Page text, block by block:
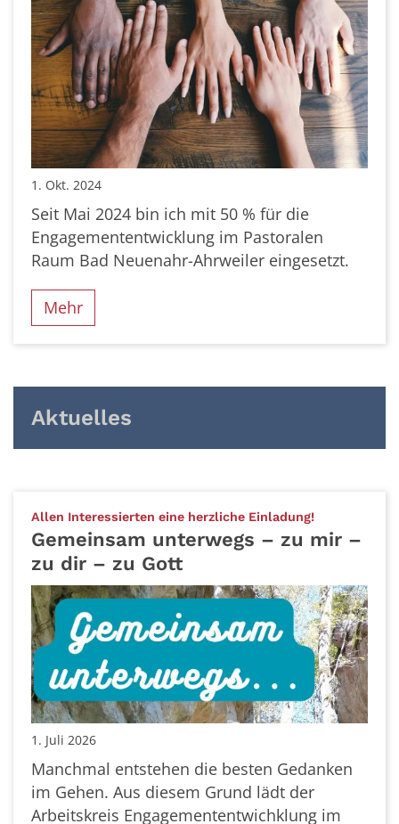
1. Okt. 2024
Seit Mai 2024 bin ich mit 50 % für die
Engagemententwicklung im Pastoralen
Raum Bad Neuenahr-Ahrweiler eingesetzt.
Mehr
Aktuelles
Allen Interessierten eine herzliche Einladung!
Gemeinsam unterwegs – zu mir –
zu dir – zu Gott
1. Juli 2026
Manchmal entstehen die besten Gedanken
im Gehen. Aus diesem Grund lädt der
Arbeitskreis Engagemententwichklung im